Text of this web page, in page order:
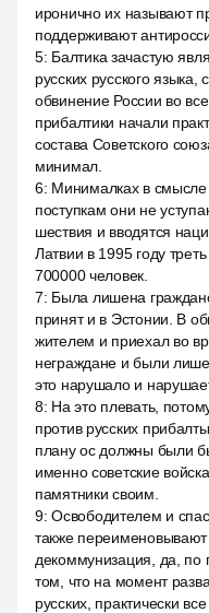
иронично их называют
поддерживают
5: Балтика зачастую
русских русского языка,
обвинение России во
прибалтики начали
состава Советского
минимал.
6: Минималках в
поступкам они не
шествия и вводятся
Латвии в 1995 году
700000 человек.
7: Была лишена
принят и в Эстонии. В
жителем и приехал во
неграждане и были
это нарушало и
8: На это плевать,
против русских
плану ос должны были
именно советские
памятники своим.
9:Освободителем и
также
декоммунизация, да, по
том, что на момент
русских, практически